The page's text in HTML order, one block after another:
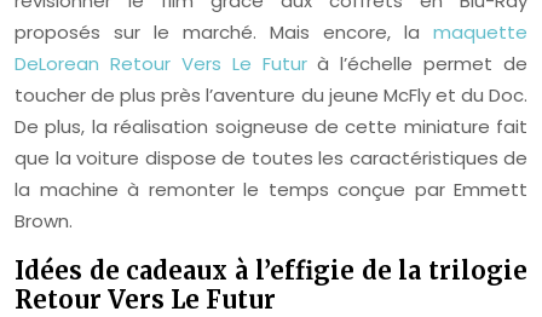
proposés sur le marché. Mais encore, la maquette
DeLorean Retour Vers Le Futurà l’échelle permet de
toucher de plus près l’aventure du jeune McFly et du Doc.
De plus, la réalisation soigneuse de cette miniature fait
que la voiture dispose de toutes les caractéristiques de
la machine à remonter le temps conçue par Emmett
Brown.
Idées de cadeaux à l’effigie de la trilogie
Retour Vers Le Futur